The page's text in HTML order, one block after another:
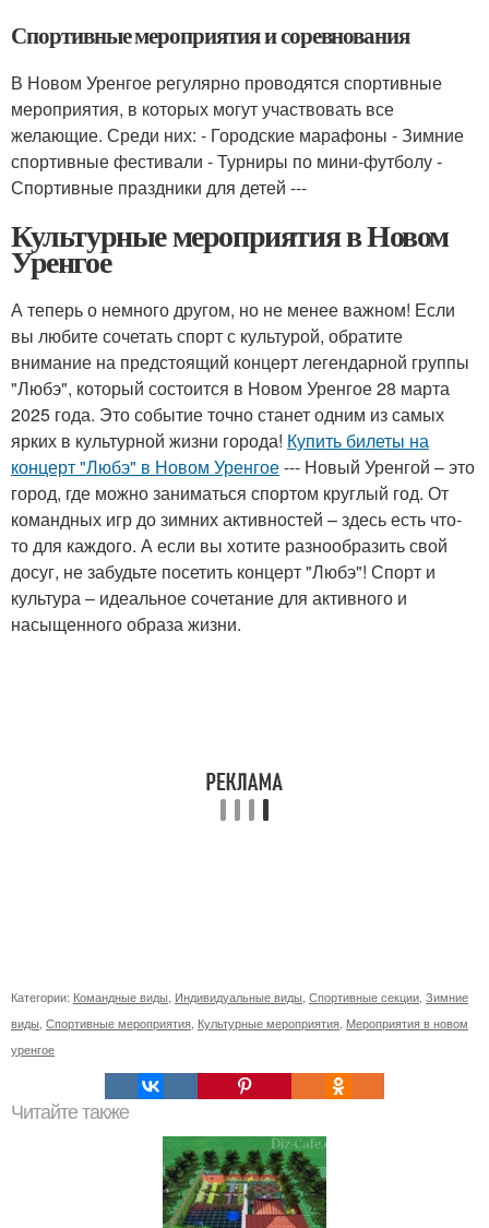
Спортивные мероприятия и соревнования
В Новом Уренгое регулярно проводятся спортивные
мероприятия, в которых могут участвовать все
желающие. Среди них: - Городские марафоны - Зимние
спортивные фестивали - Турниры по мини-футболу -
Спортивные праздники для детей ---
Культурные мероприятия в Новом
Уренгое
А теперь о немного другом, но не менее важном! Если
вы любите сочетать спорт с культурой, обратите
внимание на предстоящий концерт легендарной группы
"Любэ", который состоится в Новом Уренгое 28 марта
2025 года. Это событие точно станет одним из самых
ярких в культурной жизни города! Купить билеты на
концерт "Любэ" в Новом Уренгое--- Новый Уренгой – это
город, где можно заниматься спортом круглый год. От
командных игр до зимних активностей – здесь есть что-
то для каждого. А если вы хотите разнообразить свой
досуг, не забудьте посетить концерт "Любэ"! Спорт и
культура – идеальное сочетание для активного и
насыщенного образа жизни.
Категории: Командные виды Индивидуальные виды Спортивные секции Зимние
виды Спортивные мероприятия Культурные мероприятия Мероприятия в новом
уренгое
Читайте также